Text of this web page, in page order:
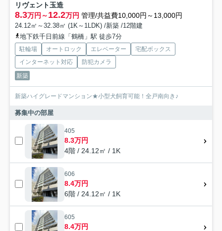
リヴェント玉造
8.3万円～12.2万円 管理/共益費10,000円～13,000円
24.12㎡～32.38㎡ (1K～1LDK) /新築 /12階建
地下鉄千日前線「鶴橋」駅 徒歩7分
駐輪場 オートロック エレベーター
宅配ボックス
インターネット対応
防犯カメラ
新築
新築ハイグレードマンション★小型犬飼育可能！全戸南向き♪
募集中の部屋
405
8.3万円
4階 / 24.12㎡ / 1K
606
8.4万円
6階 / 24.12㎡ / 1K
605
8.4万円